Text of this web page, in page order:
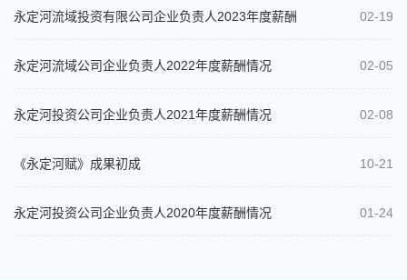
永定河流域投资有限公司企业负责人2023年度薪酬
02-19
永定河流域公司企业负责人2022年度薪酬情况 02-05
永定河投资公司企业负责人2021年度薪酬情况 02-08
《永定河赋》成果初成 10-21
永定河投资公司企业负责人2020年度薪酬情况 01-24